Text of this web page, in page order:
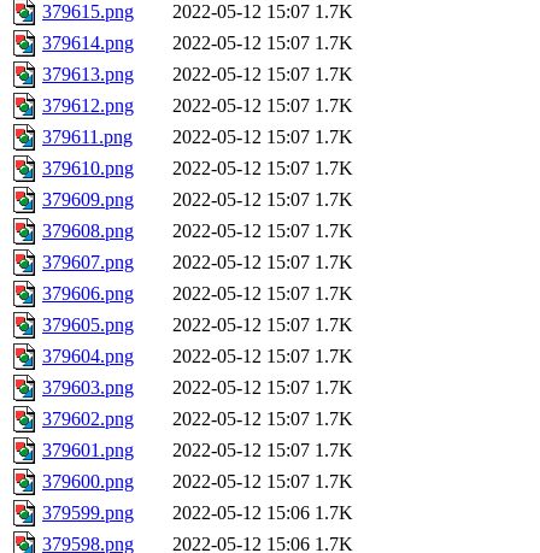
379615.png
2022-05-12 15:07 1.7K
379614.png
2022-05-12 15:07 1.7K
379613.png
2022-05-12 15:07 1.7K
379612.png
2022-05-12 15:07 1.7K
379611.png
2022-05-12 15:07 1.7K
379610.png
2022-05-12 15:07 1.7K
379609.png
2022-05-12 15:07 1.7K
379608.png
2022-05-12 15:07 1.7K
379607.png
2022-05-12 15:07 1.7K
379606.png
2022-05-12 15:07 1.7K
379605.png
2022-05-12 15:07 1.7K
379604.png
2022-05-12 15:07 1.7K
379603.png
2022-05-12 15:07 1.7K
379602.png
2022-05-12 15:07 1.7K
379601.png
2022-05-12 15:07 1.7K
379600.png
2022-05-12 15:07 1.7K
379599.png
2022-05-12 15:06 1.7K
379598.png
2022-05-12 15:06 1.7K